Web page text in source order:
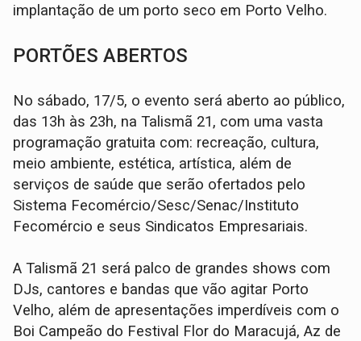
implantação de um porto seco em Porto Velho.
PORTÕES ABERTOS
No sábado, 17/5, o evento será aberto ao público,
das 13h às 23h, na Talismã 21, com uma vasta
programação gratuita com: recreação, cultura,
meio ambiente, estética, artística, além de
serviços de saúde que serão ofertados pelo
Sistema Fecomércio/Sesc/Senac/Instituto
Fecomércio e seus Sindicatos Empresariais.
A Talismã 21 será palco de grandes shows com
DJs, cantores e bandas que vão agitar Porto
Velho, além de apresentações imperdíveis com o
Boi Campeão do Festival Flor do Maracujá, Az de